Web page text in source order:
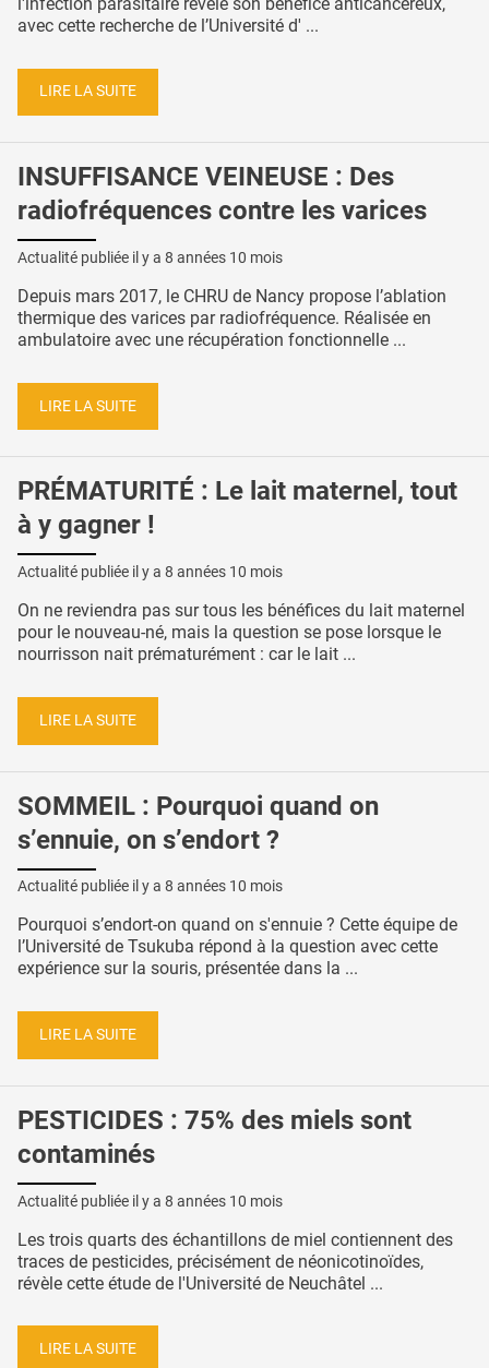
avec cette recherche de l’Université d' ...
LIRE LA SUITE
INSUFFISANCE VEINEUSE : Des
radiofréquences contre les varices
Actualité publiée il y a 8 années 10 mois
Depuis mars 2017, le CHRU de Nancy propose l’ablation
thermique des varices par radiofréquence. Réalisée en
ambulatoire avec une récupération fonctionnelle ...
LIRE LA SUITE
PRÉMATURITÉ : Le lait maternel, tout
à y gagner !
Actualité publiée il y a 8 années 10 mois
On ne reviendra pas sur tous les bénéfices du lait maternel
pour le nouveau-né, mais la question se pose lorsque le
nourrisson nait prématurément : car le lait ...
LIRE LA SUITE
SOMMEIL : Pourquoi quand on
s’ennuie, on s’endort ?
Actualité publiée il y a 8 années 10 mois
Pourquoi s’endort-on quand on s'ennuie ? Cette équipe de
l’Université de Tsukuba répond à la question avec cette
expérience sur la souris, présentée dans la ...
LIRE LA SUITE
PESTICIDES : 75% des miels sont
contaminés
Actualité publiée il y a 8 années 10 mois
Les trois quarts des échantillons de miel contiennent des
traces de pesticides, précisément de néonicotinoïdes,
révèle cette étude de l'Université de Neuchâtel ...
LIRE LA SUITE